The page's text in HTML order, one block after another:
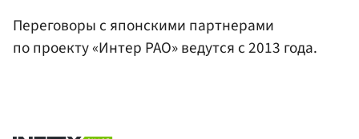
Переговоры с японскими партнерами
по проекту «Интер РАО» ведутся с 2013 года.